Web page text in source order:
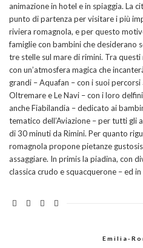
animazione in hotel e in spiaggia. La
punto di partenza per visitare i più
riviera romagnola, e per questo
famiglie con bambini che desiderano
tre stelle sul mare di rimini. Tra
con un’atmosfera magica che
grandi – Aquafan – con i suoi
Oltremare e Le Navi – con i loro
anche Fiabilandia – dedicato ai
tematico dell’Aviazione – per tutti gli
di 30 minuti da Rimini. Per quanto
romagnola propone pietanze
assaggiare. In primis la piadina, con
classica crudo e squacquerone – ed
Emilia-